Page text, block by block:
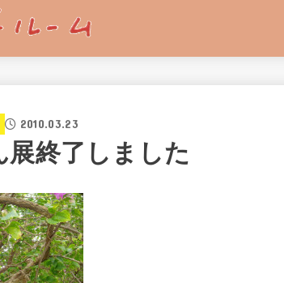
2010.03.23
展終了しました